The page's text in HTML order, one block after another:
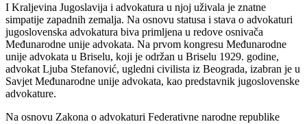
I Kraljevina Jugoslavija i advokatura u njoj uživala je znatne
simpatije zapadnih zemalja. Na osnovu statusa i stava o advokaturi
jugoslovenska advokatura biva primljena u redove osnivača
Međunarodne unije advokata. Na prvom kongresu Međunarodne
unije advokata u Briselu, koji je održan u Briselu 1929. godine,
advokat Ljuba Stefanović, ugledni civilista iz Beograda, izabran je u
Savjet Međunarodne unije advokata, kao predstavnik jugoslovenske
advokature.
Na osnovu Zakona o advokaturi Federativne narodne republike